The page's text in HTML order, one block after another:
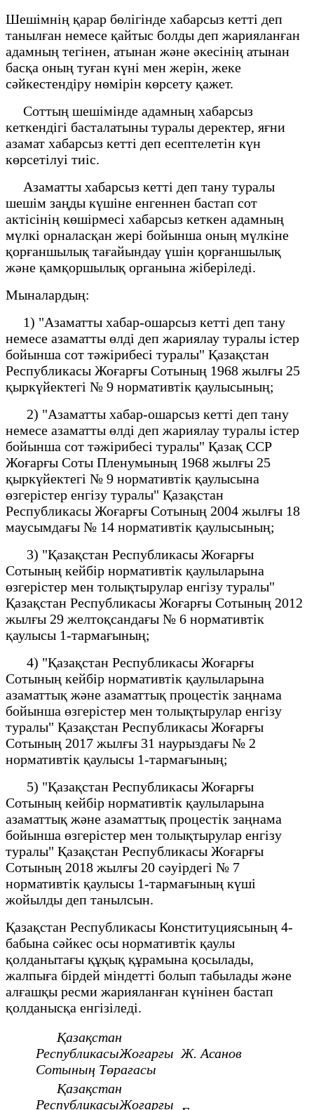
Шешімнің қарар бөлігінде хабарсыз кетті деп
танылған немесе қайтыс болды деп жарияланған
адамның тегінен, атынан және әкесінің атынан
басқа оның туған күні мен жерін, жеке
сәйкестендіру нөмірін көрсету қажет.
Соттың шешімінде адамның хабарсыз
кеткендігі басталатыны туралы деректер, яғни
азамат хабарсыз кетті деп есептелетін күн
көрсетілуі тиіс.
Азаматты хабарсыз кетті деп тану туралы
шешім заңды күшіне енгеннен бастап сот
актісінің көшірмесі хабарсыз кеткен адамның
мүлкі орналасқан жері бойынша оның мүлкіне
қорғаншылық тағайындау үшін қорғаншылық
және қамқоршылық органына жіберіледі.
Мыналардың:
1) "Азаматты хабар-ошарсыз кетті деп тану
немесе азаматты өлді деп жариялау туралы істер
бойынша сот тәжірибесі туралы" Қазақстан
Республикасы Жоғарғы Сотының 1968 жылғы 25
қыркүйектегі № 9 нормативтік қаулысының;
2) "Азаматты хабар-ошарсыз кетті деп тану
немесе азаматты өлді деп жариялау туралы істер
бойынша сот тәжірибесі туралы" Қазақ ССР
Жоғарғы Соты Пленумының 1968 жылғы 25
қыркүйектегі № 9 нормативтік қаулысына
өзгерістер енгізу туралы" Қазақстан
Республикасы Жоғарғы Сотының 2004 жылғы 18
маусымдағы № 14 нормативтік қаулысының;
3) "Қазақстан Республикасы Жоғарғы
Сотының кейбір нормативтік қаулыларына
өзгерістер мен толықтырулар енгізу туралы"
Қазақстан Республикасы Жоғарғы Сотының 2012
жылғы 29 желтоқсандағы № 6 нормативтік
қаулысы 1-тармағының;
4) "Қазақстан Республикасы Жоғарғы
Сотының кейбір нормативтік қаулыларына
азаматтық және азаматтық процестік заңнама
бойынша өзгерістер мен толықтырулар енгізу
туралы" Қазақстан Республикасы Жоғарғы
Сотының 2017 жылғы 31 наурыздағы № 2
нормативтік қаулысы 1-тармағының;
5) "Қазақстан Республикасы Жоғарғы
Сотының кейбір нормативтік қаулыларына
азаматтық және азаматтық процестік заңнама
бойынша өзгерістер мен толықтырулар енгізу
туралы" Қазақстан Республикасы Жоғарғы
Сотының 2018 жылғы 20 сәуірдегі № 7
нормативтік қаулысы 1-тармағының күші
жойылды деп танылсын.
Қазақстан Республикасы Конституциясының 4-
бабына сәйкес осы нормативтік қаулы
қолданытағы құқық құрамына қосылады,
жалпыға бірдей міндетті болып табылады және
алғашқы ресми жарияланған күнінен бастап
қолданысқа енгізіледі.
Қазақстан
РеспубликасыЖоғарғы
Сотының Төрағасы
Ж. Асанов
Қазақстан
РеспубликасыЖоғарғы